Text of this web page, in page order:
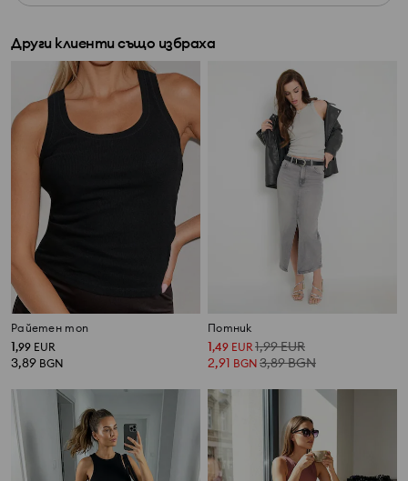
Други клиенти също избраха
Райетен топ
1,99 EUR
3,89 BGN
Потник
1,49 EUR1,99EUR
2,91 BGN 3,89BGN